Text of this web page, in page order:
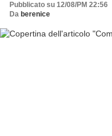
Pubblicato su 12/08/PM 22:56
Da berenice